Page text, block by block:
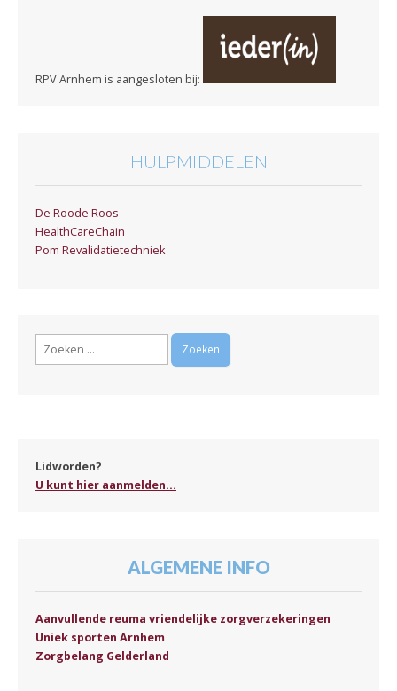
RPV Arnhem is aangesloten bij:
HULPMIDDELEN
De Roode Roos
HealthCareChain
Pom Revalidatietechniek
Zoeken
Lidworden?
U kunt hier aanmelden...
ALGEMENE INFO
Aanvullende reuma vriendelijke zorgverzekeringen
Uniek sporten Arnhem
Zorgbelang Gelderland